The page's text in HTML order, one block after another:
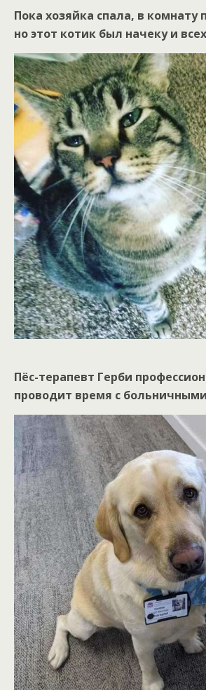
Пока хозяйка спала, в комнату
но этот котик был начеку и
Пёс-терапевт Герби
проводит время с